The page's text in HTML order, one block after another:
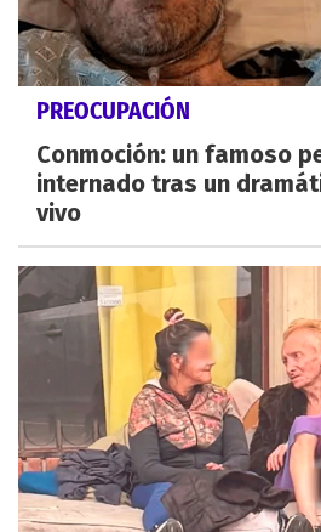
PREOCUPACIÓN
Conmoción: un famoso
internado tras un
vivo